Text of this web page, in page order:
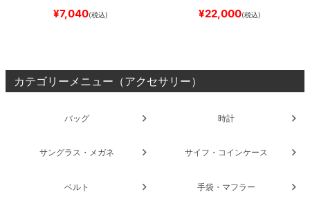
ブランク（DSM）
ード スケボー
¥7,040(税込)
REW REYNOLDS 933
BROWN/BLACK
スケート
¥22,000(税込)
カテゴリーメニュー（アクセサリー）
バッグ 時計
サングラス・メガネ サイフ・コインケース
ベルト 手袋・マフラー